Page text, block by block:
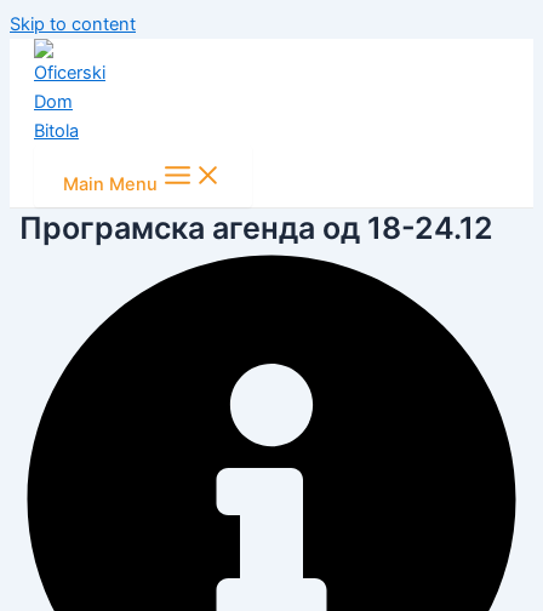
Skip to content
Main Menu
Програмска агенда од 18-24.12